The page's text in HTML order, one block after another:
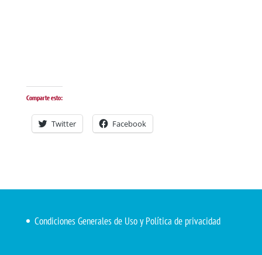
Comparte esto:
Twitter Facebook
Condiciones Generales de Uso y Política de privacidad